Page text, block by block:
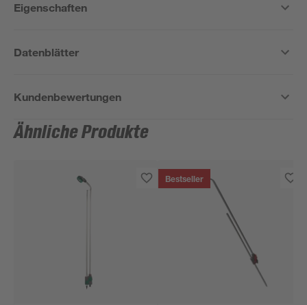
Eigenschaften
Datenblätter
Kundenbewertungen
Ähnliche Produkte
Bestseller